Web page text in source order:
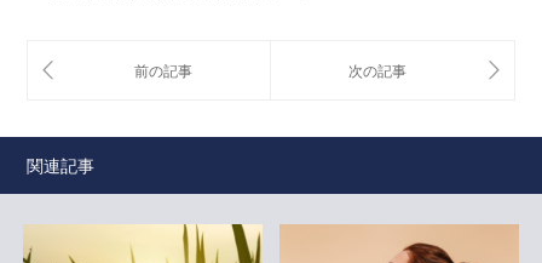
関連記事